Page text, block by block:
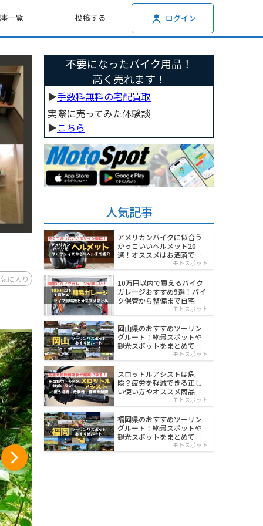
一覧 投稿する ログイン
に入り
不要になったバイク用品！
高く売れます！
▶︎手数料無料の宅配買取
実際に売ってみた体験談
▶︎こちら
人気記事
アメリカンバイクに似合う
かっこいいヘルメット20
選！オススメはお洒落でワ
モトスポット
10万円以内で買えるバイク
ガレージおすすめ9選！バイ
ク保管から整備まで自宅で
モトスポット
岡山県のおすすめツーリン
グルート！絶景スポットや
観光スポットをまとめて紹
モトスポット
スロットルアシストは危
険？疲労を軽減できる正し
い使い方やオススメ商品を
モトスポット
福岡県のおすすめツーリン
グルート！絶景スポットや
観光スポットをまとめて紹
モトスポット